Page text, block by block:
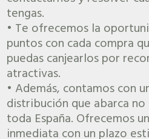
tengas.
• Te ofrecemos la
puntos con cada compra
puedas canjearlos por
atractivas.
• Además, contamos con
distribución que abarca
toda España. Ofrecemos
inmediata con un plazo